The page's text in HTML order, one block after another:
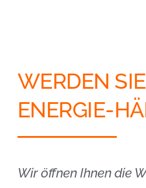
WERDEN SIE
ENERGIE-
Wir öffnen Ihnen die